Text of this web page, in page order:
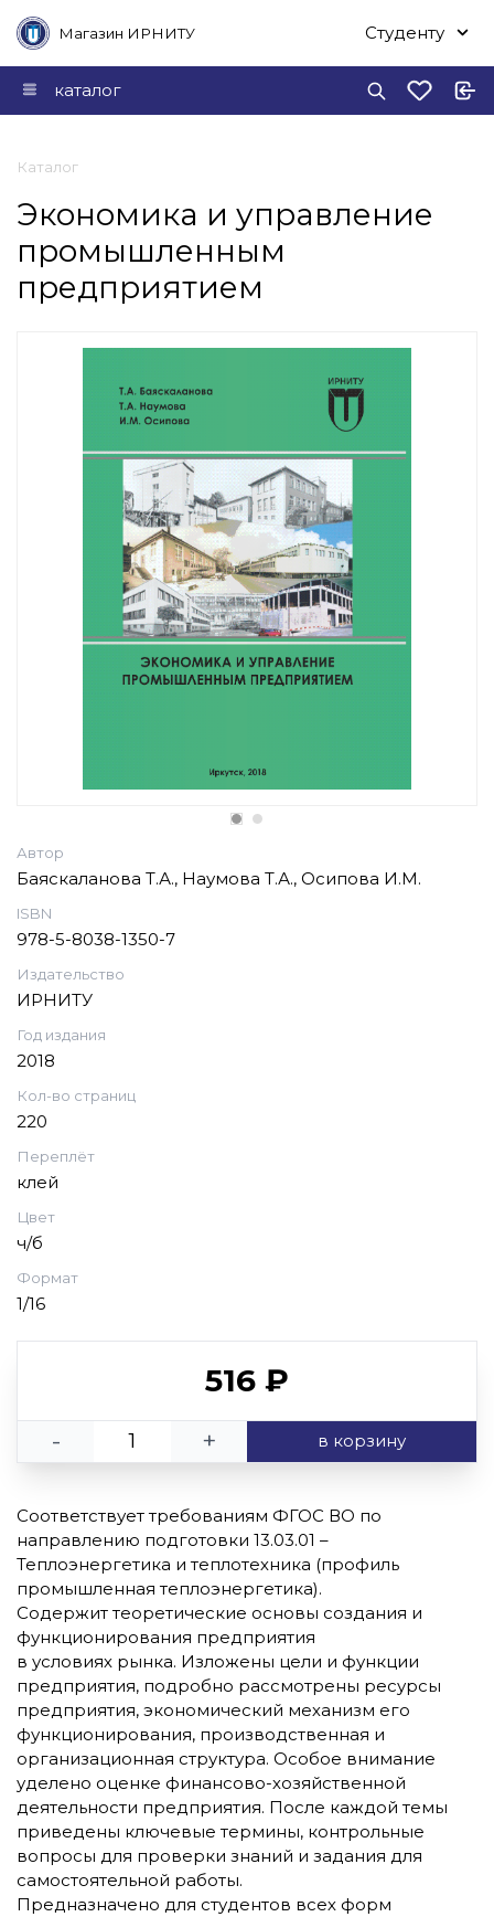
Магазин ИРНИТУ Студенту
каталог
Каталог
Экономика и управление
промышленным
предприятием
Автор
Баяскаланова Т.А., Наумова Т.А., Осипова И.М.
ISBN
978-5-8038-1350-7
Издательство
ИРНИТУ
Год издания
2018
Кол-во страниц
220
Переплёт
клей
Цвет
ч/б
Формат
1/16
516 ₽
- + в корзину
Соответствует требованиям ФГОС ВО по
направлению подготовки 13.03.01 –
Теплоэнергетика и теплотехника (профиль
промышленная теплоэнергетика).
Содержит теоретические основы создания и
функционирования предприятия
в условиях рынка. Изложены цели и функции
предприятия, подробно рассмотрены ресурсы
предприятия, экономический механизм его
функционирования, производственная и
организационная структура. Особое внимание
уделено оценке финансово-хозяйственной
деятельности предприятия. После каждой темы
приведены ключевые термины, контрольные
вопросы для проверки знаний и задания для
самостоятельной работы.
Предназначено для студентов всех форм